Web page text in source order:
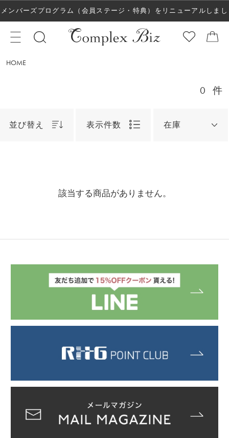
メンバーズプログラム（会員ステージ・特典）をリニューアルしまし
た！
HOME
0 件
並び替え 表示件数 在庫
該当する商品がありません。